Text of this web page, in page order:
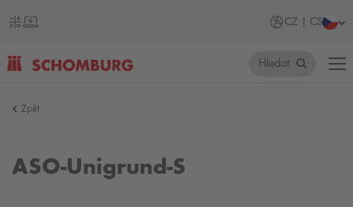
CZ | CS
Hledat
Zpět
ASO-Unigrund-S